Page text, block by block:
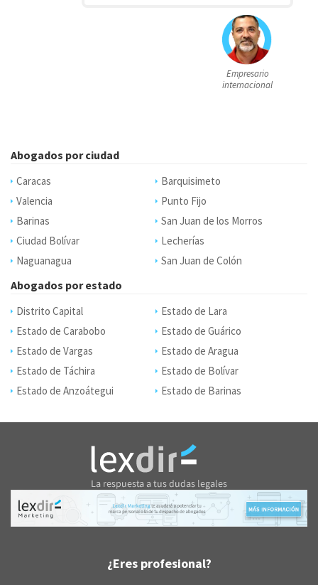
Empresario
internacional
Abogados por ciudad
Caracas
Barquisimeto
Valencia
Punto Fijo
Barinas
San Juan de los Morros
Ciudad Bolívar
Lecherías
Naguanagua
San Juan de Colón
Abogados por estado
Distrito Capital
Estado de Lara
Estado de Carabobo
Estado de Guárico
Estado de Vargas
Estado de Aragua
Estado de Táchira
Estado de Bolívar
Estado de Anzoátegui
Estado de Barinas
¿Eres profesional?